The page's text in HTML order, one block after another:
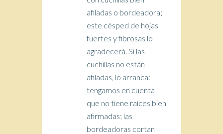
afiladas o bordeadora;
este césped de hojas
fuertes y fibrosas lo
agradecerá. Si las
cuchillas no están
afiladas, lo arranca:
tengamos en cuenta
que no tiene raíces bien
afirmadas; las
bordeadoras cortan